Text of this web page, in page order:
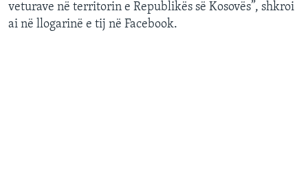
veturave në territorin e Republikës së Kosovës”, shkroi
ai në llogarinë e tij në Facebook.